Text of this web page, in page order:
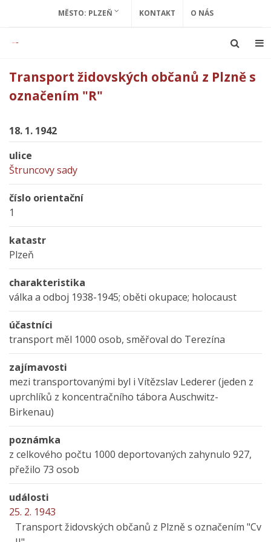
MĚSTO: PLZEŇ KONTAKT O NÁS
Transport židovských občanů z Plzně s
označením "R"
18. 1. 1942
ulice
Štruncovy sady
číslo orientační
1
katastr
Plzeň
charakteristika
válka a odboj 1938-1945; oběti okupace; holocaust
účastníci
transport měl 1000 osob, směřoval do Terezína
zajímavosti
mezi transportovanými byl i Vítězslav Lederer (jeden z
uprchlíků z koncentračního tábora Auschwitz-
Birkenau)
poznámka
z celkového počtu 1000 deportovaných zahynulo 927,
přežilo 73 osob
události
25. 2. 1943
Transport židovských občanů z Plzně s označením "Cv